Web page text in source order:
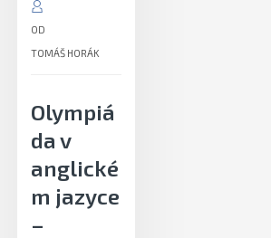
OD
TOMÁŠ HORÁK
Olympiá
da v
anglické
m jazyce
–